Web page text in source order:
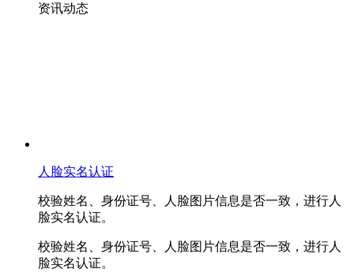
资讯动态
人脸实名认证
校验姓名、身份证号、人脸图片信息是否一致，进行人
脸实名认证。
校验姓名、身份证号、人脸图片信息是否一致，进行人
脸实名认证。